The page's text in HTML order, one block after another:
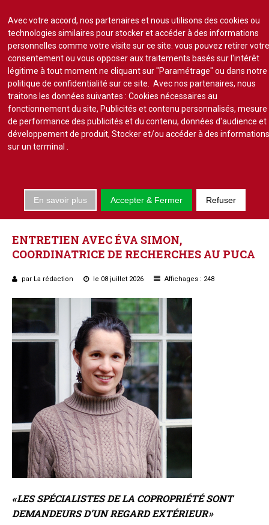
Lire un numéro
S'abonner
Se connecter
Actu.
Point de droit
Au Parlement
Gestion et maintenance
Pratique de la copro.
Questions/réponses
Études juridiques
Copro. en difficulté
Formez-vous !
Parole d'experts*
INTERVIEWS
ENTRETIEN AVECÉVA SIMON,
COORDINATRICE DE RECHERCHES AU PUCA
par La rédaction le 08 juillet 2026 Affichages : 248
« LES SPÉCIALISTES DE LA COPROPRIÉTÉ SONT
DEMANDEURS D’UN REGARD EXTÉRIEUR »
Avec votre accord, nos partenaires et nous utilisons des cookies ou
technologies similaires pour stocker et accéder à des informations
personnelles comme votre visite sur ce site. vous pouvez retirer
consentement ou vous opposer aux traitements basés sur l'intérêt
légitime à tout moment ne cliquant sur "Paramétrage" ou dans notre
politique de confidentialité sur ce site. Avec nos partenaires, nous
traitons les données suivantes : Cookies nécessaires au
fonctionnement du site, Publicités et contenu personnalisés, mesure
de performance des publicités et du contenu, données d'audience et
développement de produit, Stocker et/ou accéder à des
sur un terminal
En savoir plus Accepter & Fermer Refuser